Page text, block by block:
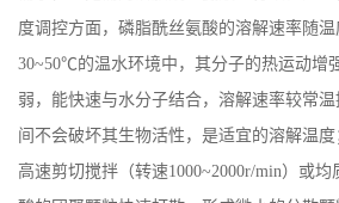
度调控方面，磷脂酰丝氨酸的溶解速率随
30~50℃的温水环境中，其分子的热运动增
弱，能快速与水分子结合，溶解速率较常温
间不会破坏其生物活性，是适宜的溶解温
高速剪切搅拌（转速1000~2000r/min）或均